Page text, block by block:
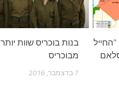
בנות בוכריס שוות יותר
מבוכריס
7 בדצמבר, 2016